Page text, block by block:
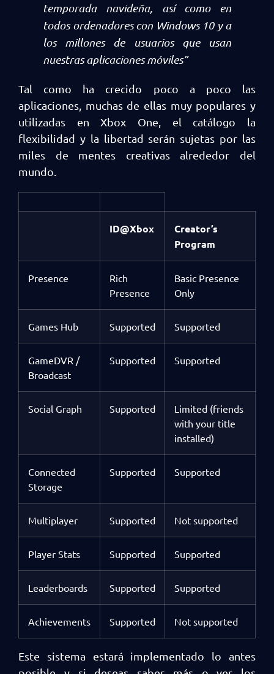
temporada navideña, así como en
todos ordenadores con Windows 10 y a
los millones de usuarios que usan
nuestras aplicaciones móviles”
Tal como ha crecido poco a poco las
aplicaciones, muchas de ellas muy populares y
utilizadas en Xbox One, el catálogo la
flexibilidad y la libertad serán sujetas por las
miles de mentes creativas alrededor del
mundo.
ID@Xbox
Creator’s
Program
Presence
Rich
Presence
Basic Presence
Only
Games Hub Supported Supported
GameDVR /
Broadcast
Supported Supported
Social Graph Supported
Limited (friends
with your title
installed)
Connected
Storage
Supported Supported
Multiplayer Supported Not supported
Player Stats Supported Supported
Leaderboards Supported Supported
Achievements Supported Not supported
Este sistema estará implementado lo antes